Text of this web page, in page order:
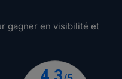
gagner en visibilité et